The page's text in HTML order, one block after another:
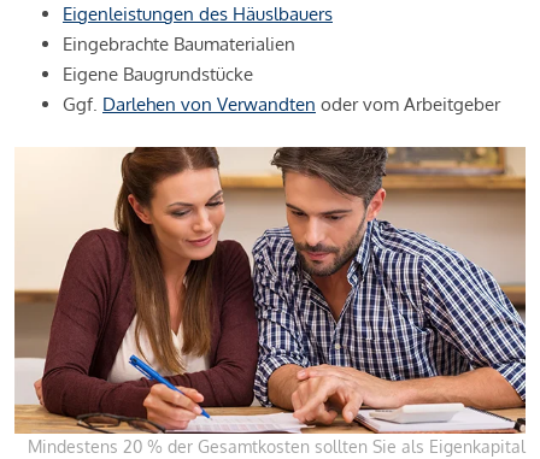
Eigenleistungen des Häuslbauers
Eingebrachte Baumaterialien
Eigene Baugrundstücke
Ggf. Darlehen von Verwandten oder vom Arbeitgeber
Mindestens 20 % der Gesamtkosten sollten Sie als Eigenkapital